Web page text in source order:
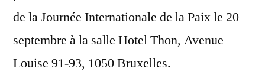
de la Journée Internationale de la Paix le 20
septembre à la salle Hotel Thon, Avenue
Louise 91-93, 1050 Bruxelles.